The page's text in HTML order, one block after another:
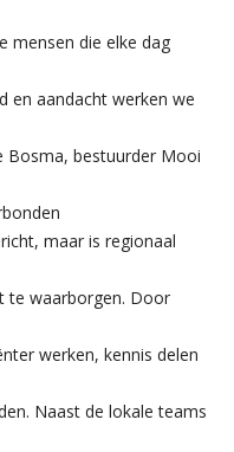
mensen die elke dag
en aandacht werken we
Bosma, bestuurder Mooi
maar is regionaal
te waarborgen. Door
werken, kennis delen
Naast de lokale teams